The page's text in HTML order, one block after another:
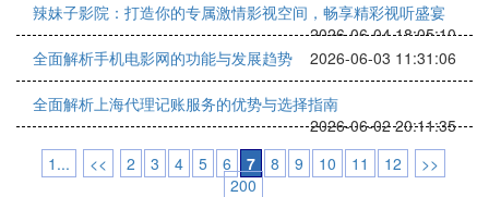
辣妹子影院：打造你的专属激情影视空间，畅享精彩视听盛宴
2026-06-04 18:05:10
全面解析手机电影网的功能与发展趋势
2026-06-03 11:31:06
全面解析上海代理记账服务的优势与选择指南
2026-06-02 20:11:35
1...
<< 2 3 4 5 6 7 8 9 10 11 12
>>
200